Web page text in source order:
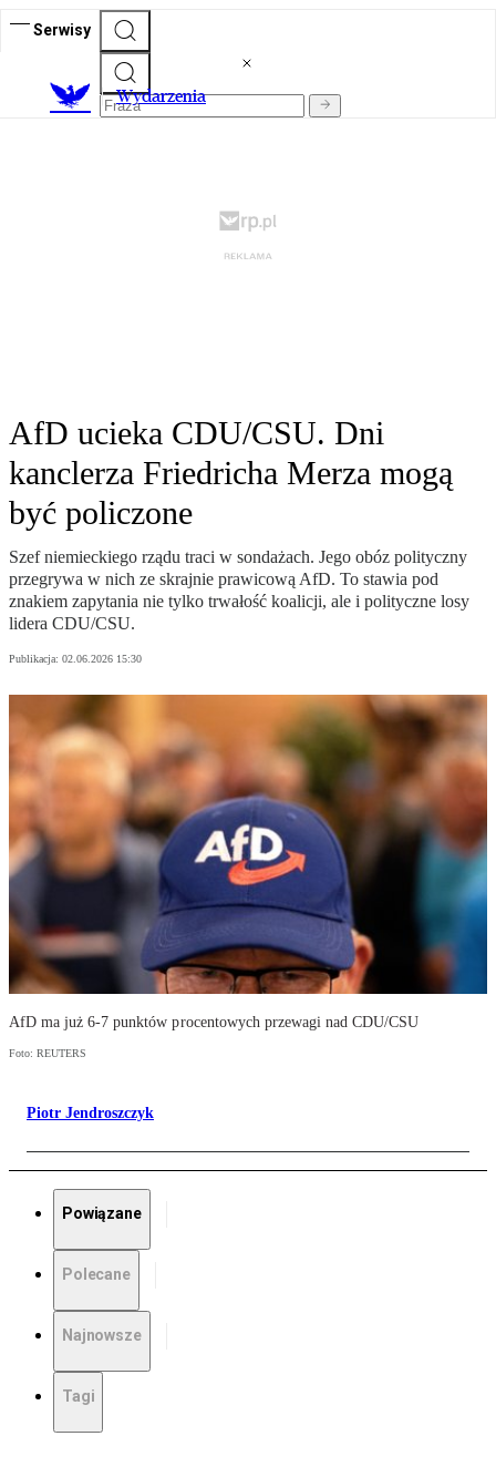
Serwisy
Wydarzenia
AfD ucieka CDU/CSU. Dni
kanclerza Friedricha Merza mogą
być policzone
Szef niemieckiego rządu traci w sondażach. Jego obóz polityczny
przegrywa w nich ze skrajnie prawicową AfD. To stawia pod
znakiem zapytania nie tylko trwałość koalicji, ale i polityczne losy
lidera CDU/CSU.
Publikacja: 02.06.2026 15:30
AfD ma już 6-7 punktów procentowych przewagi nad CDU/CSU
Foto: REUTERS
Piotr Jendroszczyk
Powiązane
Polecane
Najnowsze
Tagi